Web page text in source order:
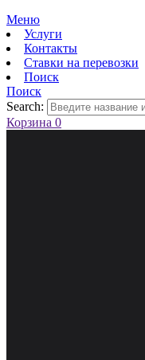
Меню
Услуги
Контакты
Ставки на перевозки
Поиск
Поиск
Search:
Корзина 0